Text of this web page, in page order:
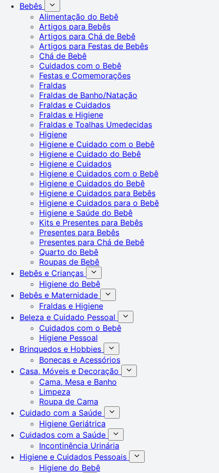
Bebês
Alimentação do Bebê
Artigos para Bebês
Artigos para Chá de Bebê
Artigos para Festas de Bebês
Chá de Bebê
Cuidados com o Bebê
Festas e Comemorações
Fraldas
Fraldas de Banho/Natação
Fraldas e Cuidados
Fraldas e Higiene
Fraldas e Toalhas Umedecidas
Higiene
Higiene e Cuidado com o Bebê
Higiene e Cuidado do Bebê
Higiene e Cuidados
Higiene e Cuidados com o Bebê
Higiene e Cuidados do Bebê
Higiene e Cuidados para Bebês
Higiene e Cuidados para o Bebê
Higiene e Saúde do Bebê
Kits e Presentes para Bebês
Presentes para Bebês
Presentes para Chá de Bebê
Quarto do Bebê
Roupas de Bebê
Bebês e Crianças
Higiene do Bebê
Bebês e Maternidade
Fraldas e Higiene
Beleza e Cuidado Pessoal
Cuidados com o Bebê
Higiene Pessoal
Brinquedos e Hobbies
Bonecas e Acessórios
Casa, Móveis e Decoração
Cama, Mesa e Banho
Limpeza
Roupa de Cama
Cuidado com a Saúde
Higiene Geriátrica
Cuidados com a Saúde
Incontinência Urinária
Higiene e Cuidados Pessoais
Higiene do Bebê